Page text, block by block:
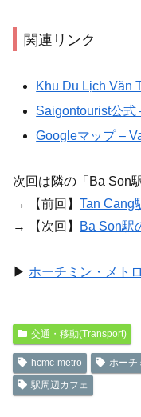
関連リンク
Khu Du Lịch Văn
Saigontourist公式
Googleマップ –
次回は隣の「Ba Son
→ 【前回】 Tan Cang
→ 【次回】
Ba Son駅
▶ ホーチミン・メト
交通・移動(Transport)
hcmc-metro ホーチ
駅周辺カフェ